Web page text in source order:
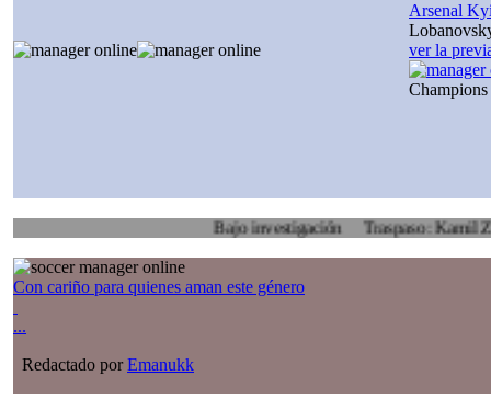
Arsenal
ver la
Bajo investigación Traspaso: Kamil Zoidl,
Con cariño para quienes aman este género
...
Redactado porEmanukk